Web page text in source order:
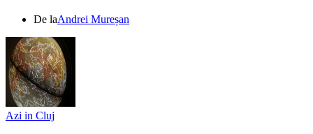
De laAndrei Mureșan
Azi in Cluj